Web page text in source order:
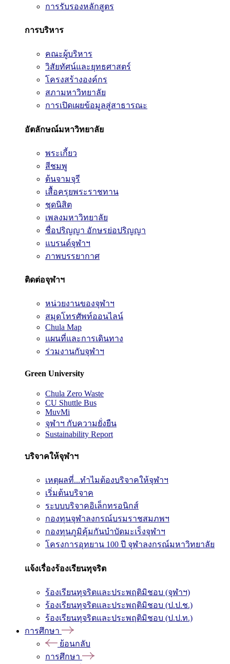
การรับรองหลักสูตร
การบริหาร
คณะผู้บริหาร
วิสัยทัศน์และยุทธศาสตร์
โครงสร้างองค์กร
สภามหาวิทยาลัย
การเปิดเผยข้อมูลสู่สาธารณะ
อัตลักษณ์มหาวิทยาลัย
พระเกี้ยว
สีชมพู
ต้นจามจุรี
เสื้อครุยพระราชทาน
ชุดนิสิต
เพลงมหาวิทยาลัย
ชื่อปริญญา อักษรย่อปริญญา
แบรนด์จุฬาฯ
ภาพบรรยากาศ
ติดต่อจุฬาฯ
หน่วยงานของจุฬาฯ
สมุดโทรศัพท์ออนไลน์
Chula Map
แผนที่และการเดินทาง
ร่วมงานกับจุฬาฯ
Green University
Chula Zero Waste
CU Shuttle Bus
MuvMi
จุฬาฯ กับความยั่งยืน
Sustainability Report
บริจาคให้จุฬาฯ
เหตุผลที่...ทำไมต้องบริจาคให้จุฬาฯ
เริ่มต้นบริจาค
ระบบบริจาคอิเล็กทรอนิกส์
กองทุนจุฬาลงกรณ์บรมราชสมภพฯ
กองทุนภูมิคุ้มกันบำบัดมะเร็งจุฬาฯ
โครงการอุทยาน 100 ปี จุฬาลงกรณ์มหาวิทยาลัย
แจ้งเรื่องร้องเรียนทุจริต
ร้องเรียนทุจริตและประพฤติมิชอบ (จุฬาฯ)
ร้องเรียนทุจริตและประพฤติมิชอบ (ป.ป.ช.)
ร้องเรียนทุจริตและประพฤติมิชอบ (ป.ป.ท.)
การศึกษา
ย้อนกลับ
การศึกษา